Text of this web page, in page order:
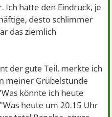
Ich hatte den Eindruck, je
desto schlimmer
das ziemlich
der gute Teil, merkte ich
meiner Grübelstunde
könnte ich heute
heute um 20.15 Uhr